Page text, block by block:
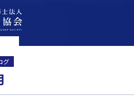
グ